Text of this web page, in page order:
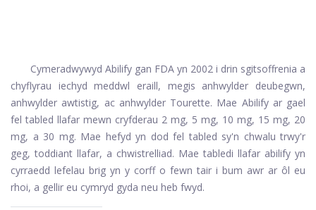
Cymeradwywyd Abilify gan FDA yn 2002 i drin sgitsoffrenia a
chyflyrau iechyd meddwl eraill, megis anhwylder deubegwn,
anhwylder awtistig, ac anhwylder Tourette. Mae Abilify ar gael
fel tabled llafar mewn cryfderau 2 mg, 5 mg, 10 mg, 15 mg, 20
mg, a 30 mg. Mae hefyd yn dod fel tabled sy'n chwalu trwy'r
geg, toddiant llafar, a chwistrelliad. Mae tabledi llafar abilify yn
cyrraedd lefelau brig yn y corff o fewn tair i bum awr ar ôl eu
rhoi, a gellir eu cymryd gyda neu heb fwyd.